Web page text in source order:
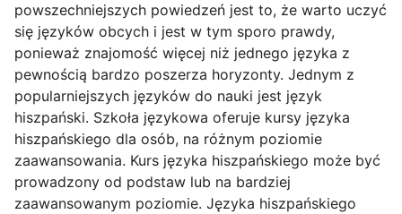
powszechniejszych powiedzeń jest to, że warto uczyć
się języków obcych i jest w tym sporo prawdy,
ponieważ znajomość więcej niż jednego języka z
pewnością bardzo poszerza horyzonty. Jednym z
popularniejszych języków do nauki jest język
hiszpański. Szkoła językowa oferuje kursy języka
hiszpańskiego dla osób, na różnym poziomie
zaawansowania. Kurs języka hiszpańskiego może być
prowadzony od podstaw lub na bardziej
zaawansowanym poziomie. Języka hiszpańskiego